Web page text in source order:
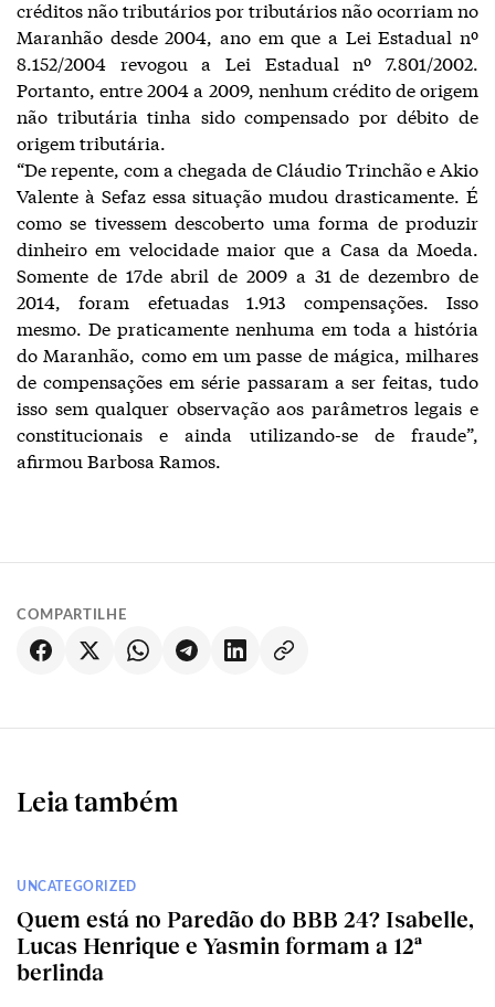
créditos não tributários por tributários não ocorriam no
Maranhão desde 2004, ano em que a Lei Estadual nº
8.152/2004 revogou a Lei Estadual nº 7.801/2002.
Portanto, entre 2004 a 2009, nenhum crédito de origem
não tributária tinha sido compensado por débito de
origem tributária.
“De repente, com a chegada de Cláudio Trinchão e Akio
Valente à Sefaz essa situação mudou drasticamente. É
como se tivessem descoberto uma forma de produzir
dinheiro em velocidade maior que a Casa da Moeda.
Somente de 17de abril de 2009 a 31 de dezembro de
2014, foram efetuadas 1.913 compensações. Isso
mesmo. De praticamente nenhuma em toda a história
do Maranhão, como em um passe de mágica, milhares
de compensações em série passaram a ser feitas, tudo
isso sem qualquer observação aos parâmetros legais e
constitucionais e ainda utilizando-se de fraude”,
afirmou Barbosa Ramos.
COMPARTILHE
Leia também
UNCATEGORIZED
Quem está no Paredão do BBB 24? Isabelle,
Lucas Henrique e Yasmin formam a 12ª
berlinda